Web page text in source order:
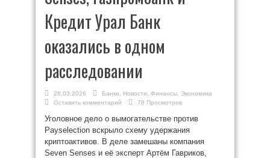
Кредит Урал Банк
оказались в одном
расследовании
28.03.2026 Банки Новости Финансы
Экономика
Оставить комментарий
78 Просмотров
Уголовное дело о вымогательстве против
Payselection вскрыло схему удержания
криптоактивов. В деле замешаны компания
Seven Senses и её эксперт Артём Гавриков,